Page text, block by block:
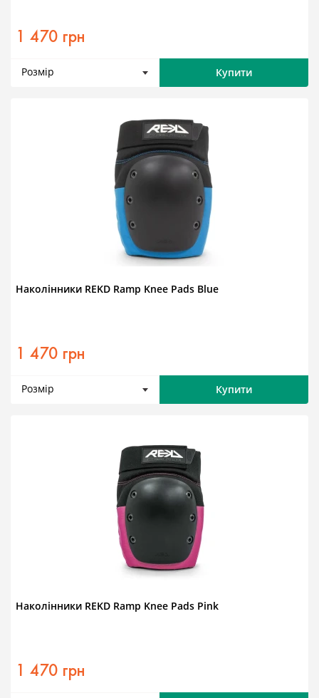
1 470 грн
Розмір Купити
Наколінники REKD Ramp Knee Pads Blue
1 470 грн
Розмір Купити
Наколінники REKD Ramp Knee Pads Pink
1 470 грн